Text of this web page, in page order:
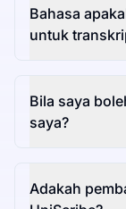
Bahasa
untuk
Bila saya
saya?
Adakah